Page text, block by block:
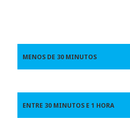
MENOS DE 30 MINUTOS
ENTRE 30 MINUTOS E 1 HORA